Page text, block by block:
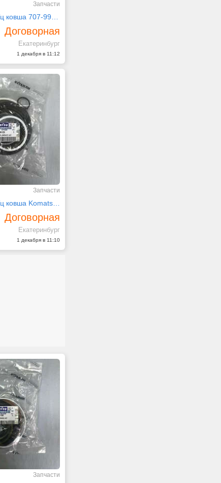
Запчасти
Договорная
Екатеринбург
1 декабря в 11:12
Запчасти
Ремкомплект г/ц ковша Komatsu PC200-7 707-99-46120
Договорная
Екатеринбург
1 декабря в 11:10
Запчасти